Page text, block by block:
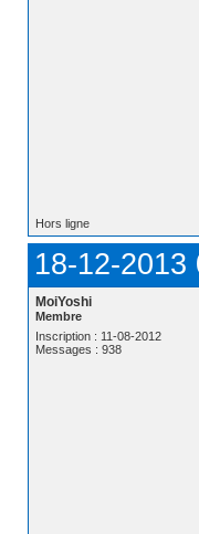
Hors ligne
18-12-2013
MoiYoshi
Membre
Inscription : 11-08-2012
Messages : 938